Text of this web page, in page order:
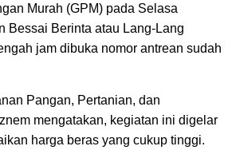
Murah (GPM) pada Selasa
Bessai Berinta atau Lang-Lang
jam dibuka nomor antrean sudah
Pangan, Pertanian, dan
mengatakan, kegiatan ini digelar
harga beras yang cukup tinggi.